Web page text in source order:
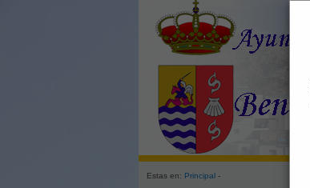
Estas en: Principal-